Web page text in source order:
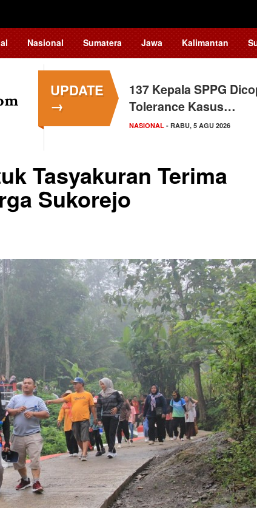
Nasional Sumatera Jawa Kalimantan
UPDATE
→
137 Kepala SPPG
Tolerance Kasus…
NASIONAL - RABU, 5 AGU 2026
Siswa Sekolah Rakyat
Tingkat Nasional
SULAWESI SELATAN- SELASA, 4 AGU
Tasyakuran Terima
Sukorejo